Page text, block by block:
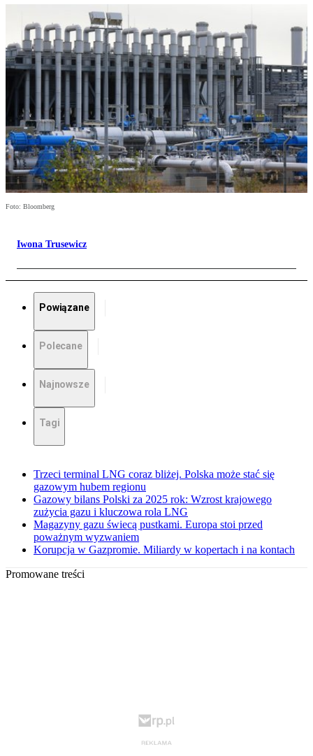
Foto: Bloomberg
Iwona Trusewicz
Powiązane
Polecane
Najnowsze
Tagi
Trzeci terminal LNG coraz bliżej. Polska może stać się
gazowym hubem regionu
Gazowy bilans Polski za 2025 rok: Wzrost krajowego
zużycia gazu i kluczowa rola LNG
Magazyny gazu świecą pustkami. Europa stoi przed
poważnym wyzwaniem
Korupcja w Gazpromie. Miliardy w kopertach i na kontach
Promowane treści